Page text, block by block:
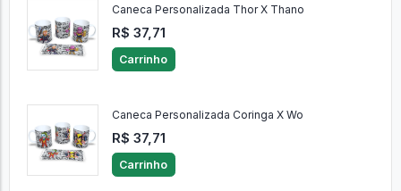
Caneca Personalizada Thor X Thano
R$ 37,71
Carrinho
Caneca Personalizada Coringa X Wo
R$ 37,71
Carrinho